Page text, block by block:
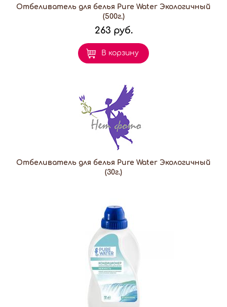
Отбеливатель для белья Pure Water Экологичный
(500г.)
263 руб.
В корзину
Отбеливатель для белья Pure Water Экологичный
(30г.)